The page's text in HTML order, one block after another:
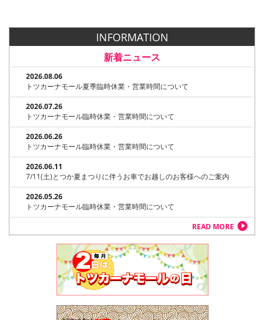
INFORMATION
新着ニュース
2026.08.06
トツカーナモール夏季臨時休業・営業時間について
2026.07.26
トツカーナモール臨時休業・営業時間について
2026.06.26
トツカーナモール臨時休業・営業時間について
2026.06.11
7/11(土)とつか夏まつりに伴うお車でお越しのお客様へのご案内
2026.05.26
トツカーナモール臨時休業・営業時間について
READ MORE